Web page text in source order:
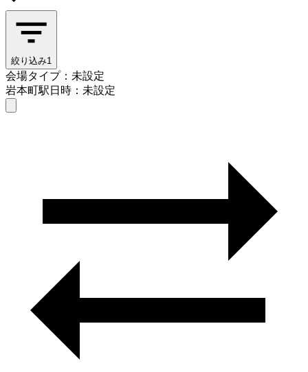
絞り込み1
会場タイプ：未設定
岩本町駅日時：未設定